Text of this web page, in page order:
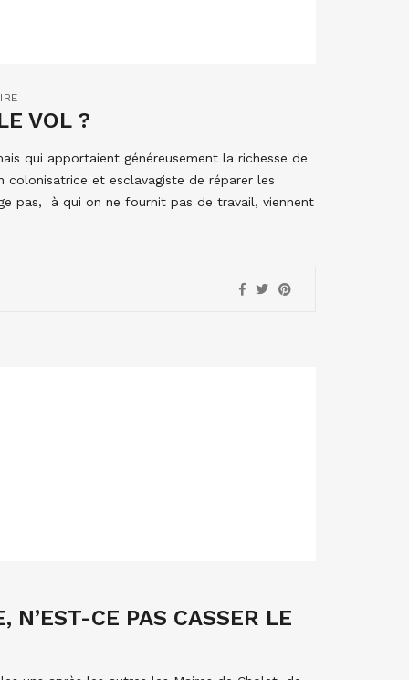
VOL ?
qui apportaient généreusement la richesse de
et esclavagiste de réparer les
pas, à qui on ne fournit pas de travail, viennent
N’EST-CE PAS CASSER LE